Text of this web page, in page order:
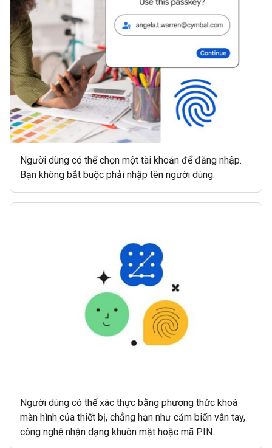
Người dùng có thể chọn một tài khoản để đăng nhập.
Bạn không bắt buộc phải nhập tên người dùng.
Người dùng có thể xác thực bằng phương thức khoá
màn hình của thiết bị, chẳng hạn như cảm biến vân tay,
công nghệ nhận dạng khuôn mặt hoặc mã PIN.